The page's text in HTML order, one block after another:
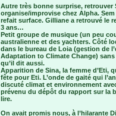
Autre très bonne surprise, retrouver
organise/improvise chez Alpha.
refait surface. Gilliane a retrouvé le
3 ans…
Petit groupe de musique (un peu
australienne et des yachters. Côté
dans le bureau de Loia (gestion de
Adaptation to Climate Change)
qu’il dit aussi.
Apparition de Sina, la femme d’Eti,
fête pour Eti. L’onde de gaité qui
discuté climat et environnement
prévenu du dépôt du rapport sur la
lire.
On avait promis nous, à l’hilarante